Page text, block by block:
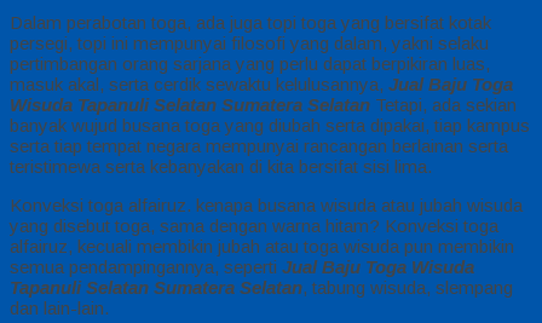
Dalam perabotan toga, ada juga topi toga yang bersifat kotak
persegi, topi ini mempunyai filosofi yang dalam, yakni selaku
pertimbangan orang sarjana yang perlu dapat berpikiran luas,
masuk akal, serta cerdik sewaktu kelulusannya, Jual Baju Toga
Wisuda Tapanuli Selatan Sumatera Selatan Tetapi, ada sekian
banyak wujud busana toga yang diubah serta dipakai, tiap kampus
serta tiap tempat negara mempunyai rancangan berlainan serta
teristimewa serta kebanyakan di kita bersifat sisi lima.
Konveksi toga alfairuz. kenapa busana wisuda atau jubah wisuda
yang disebut toga, sama dengan warna hitam? Konveksi toga
alfairuz, kecuali membikin jubah atau toga wisuda pun membikin
semua pendampingannya, seperti Jual Baju Toga Wisuda
Tapanuli Selatan Sumatera Selatan, tabung wisuda, slempang
dan lain-lain.